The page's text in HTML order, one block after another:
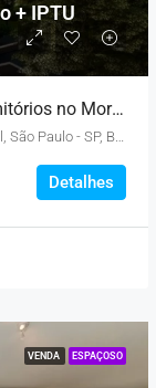
+ IPTU
Apartamento compacto de 2 dormitórios no Morumbi
Rua Dias Vieira, 410 - Jardim Monte Kemel, São Paulo - SP, Brasil
Detalhes
VENDA ESPAÇOSO